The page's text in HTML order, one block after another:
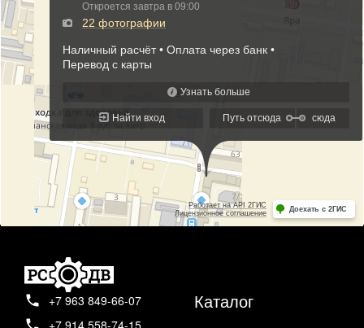
+7 963 849-66-07
Каталог